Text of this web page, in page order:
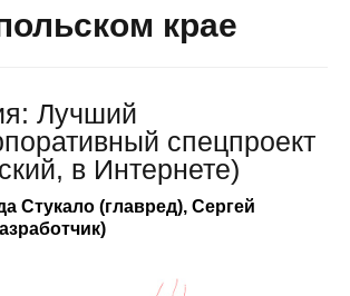
крае
Лучший
спецпроект
в Интернете)
Стукало (главред), Сергей